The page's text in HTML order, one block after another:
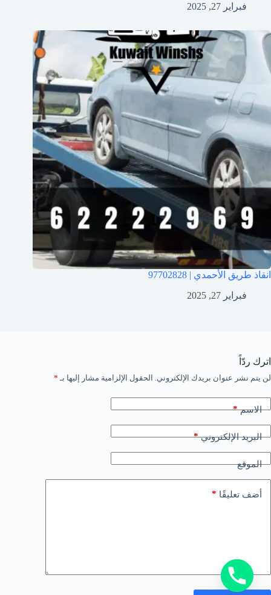
فبراير 27, 2025
انقاذ طريق الأحمدي | 97702828
فبراير 27, 2025
اترك ردّاً
لن يتم نشر عنوان بريدك الإلكتروني. الحقول الإلزامية مشار إليها بـ *
الاسم*
البريد الإلكتروني*
الموقع
أضف تعليقًا *
e
c
a